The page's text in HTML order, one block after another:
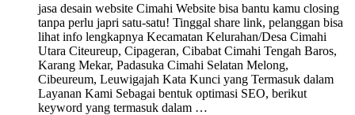
jasa desain website Cimahi Website bisa bantu kamu closing
tanpa perlu japri satu-satu! Tinggal share link, pelanggan bisa
lihat info lengkapnya Kecamatan Kelurahan/Desa Cimahi
Utara Citeureup, Cipageran, Cibabat Cimahi Tengah Baros,
Karang Mekar, Padasuka Cimahi Selatan Melong,
Cibeureum, Leuwigajah Kata Kunci yang Termasuk dalam
Layanan Kami Sebagai bentuk optimasi SEO, berikut
keyword yang termasuk dalam …